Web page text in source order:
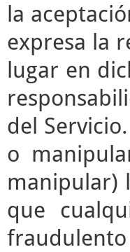
la
expresa la
lugar en
del
o
manipular)
que